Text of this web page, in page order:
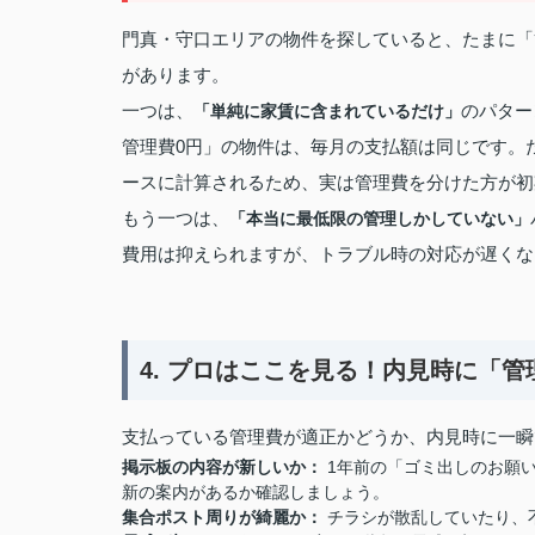
門真・守口エリアの物件を探していると、たまに
があります。
一つは、
「単純に家賃に含まれているだけ」 のパタ
管理費0円」の物件は、毎月の支払額は同じです
ースに計算されるため、実は管理費を分けた方が
もう一つは、
「本当に最低限の管理しかしていない」
費用は抑えられますが、トラブル時の対応が遅く
4. プロはここを見る！内見時に「
支払っている管理費が適正かどうか、内見時に一
掲示板の内容が新しいか：
1年前の「ゴミ出しのお願
新の案内があるか確認しましょう。
集合ポスト周りが綺麗か： チラシが散乱していたり